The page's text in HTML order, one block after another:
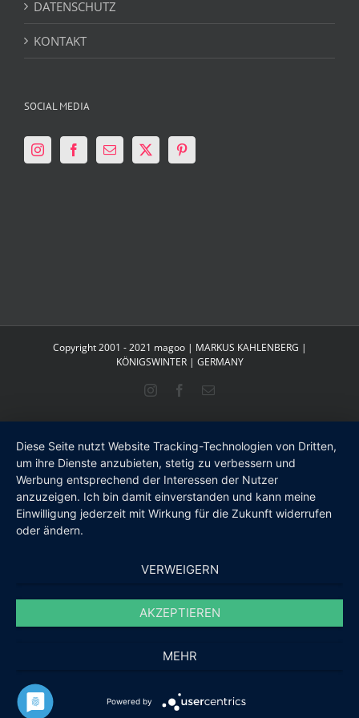
DATENSCHUTZ
KONTAKT
SOCIAL MEDIA
Copyright 2001 - 2021 magoo | MARKUS KAHLENBERG |
KÖNIGSWINTER | GERMANY
InstagramFacebook
E-
Diese Seite nutzt Website Tracking-Technologien von Dritten,
um ihre Dienste anzubieten, stetig zu verbessern und
Werbung entsprechend der Interessen der Nutzer
anzuzeigen. Ich bin damit einverstanden und kann meine
Einwilligung jederzeit mit Wirkung für die Zukunft widerrufen
oder ändern.
VERWEIGERN
AKZEPTIEREN
MEHR
Powered by